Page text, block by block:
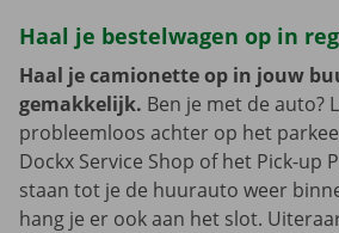
Haal je bestelwagen op in
Haal je camionette op in jouw
gemakkelijk. Ben je met de auto?
probleemloos achter op het
Dockx Service Shop of het Pick-up
staan tot je de huurauto weer
hang je er ook aan het slot.